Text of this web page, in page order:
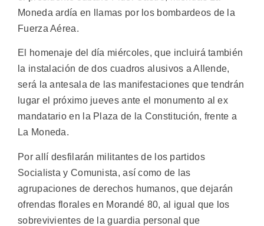
Moneda ardía en llamas por los bombardeos de la
Fuerza Aérea.
El homenaje del día miércoles, que incluirá también
la instalación de dos cuadros alusivos a Allende,
será la antesala de las manifestaciones que tendrán
lugar el próximo jueves ante el monumento al ex
mandatario en la Plaza de la Constitución, frente a
La Moneda.
Por allí desfilarán militantes de los partidos
Socialista y Comunista, así como de las
agrupaciones de derechos humanos, que dejarán
ofrendas florales en Morandé 80, al igual que los
sobrevivientes de la guardia personal que